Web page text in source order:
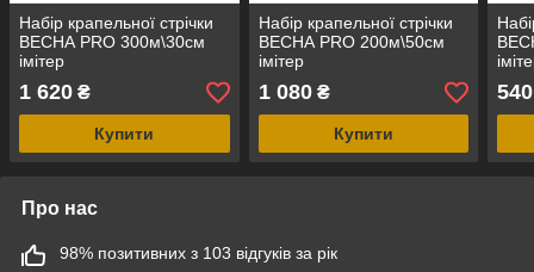
Набір крапельної стрічки
ВЕСНА PRO 300м\30см
імітер
1 620 ₴
Купити
Набір крапельної стрічки
ВЕСНА PRO 200м\50см
імітер
1 080₴
Купити
540
Про нас
98% позитивних з 103 відгуків за рік